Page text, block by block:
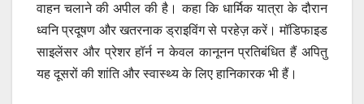
वाहन चलाने की अपील की है। कहा कि धार्मिक यात्रा के दौरान
ध्वनि प्रदूषण और खतरनाक ड्राइविंग से परहेज़ करें। मॉडिफाइड
साइलेंसर और प्रेशर हॉर्न न केवल कानूनन प्रतिबंधित हैं अपितु
यह दूसरों की शांति और स्वास्थ्य के लिए हानिकारक भी हैं।